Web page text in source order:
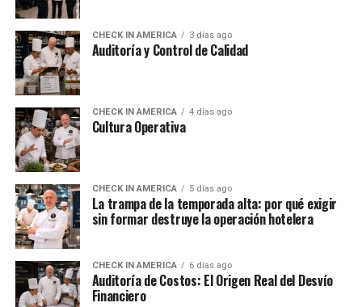
CHECK IN AMERICA 3 días ago
Auditoría y Control de Calidad
CHECK IN AMERICA 4 días ago
Cultura Operativa
CHECK IN AMERICA 5 días ago
La trampa de la temporada alta: por qué exigir
sin formar destruye la operación hotelera
CHECK IN AMERICA 6 días ago
Auditoría de Costos: El Origen Real del Desvío
Financiero